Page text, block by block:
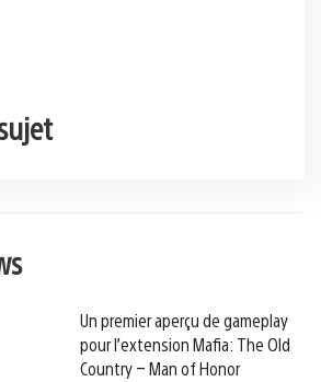
Un premier aperçu de gameplay
pour l’extension Mafia: The Old
Country – Man of Honor